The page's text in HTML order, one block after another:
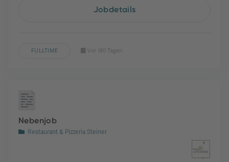
Jobdetails
FULLTIME Vor 180 Tagen
Nebenjob
Restaurant & Pizzeria Steiner